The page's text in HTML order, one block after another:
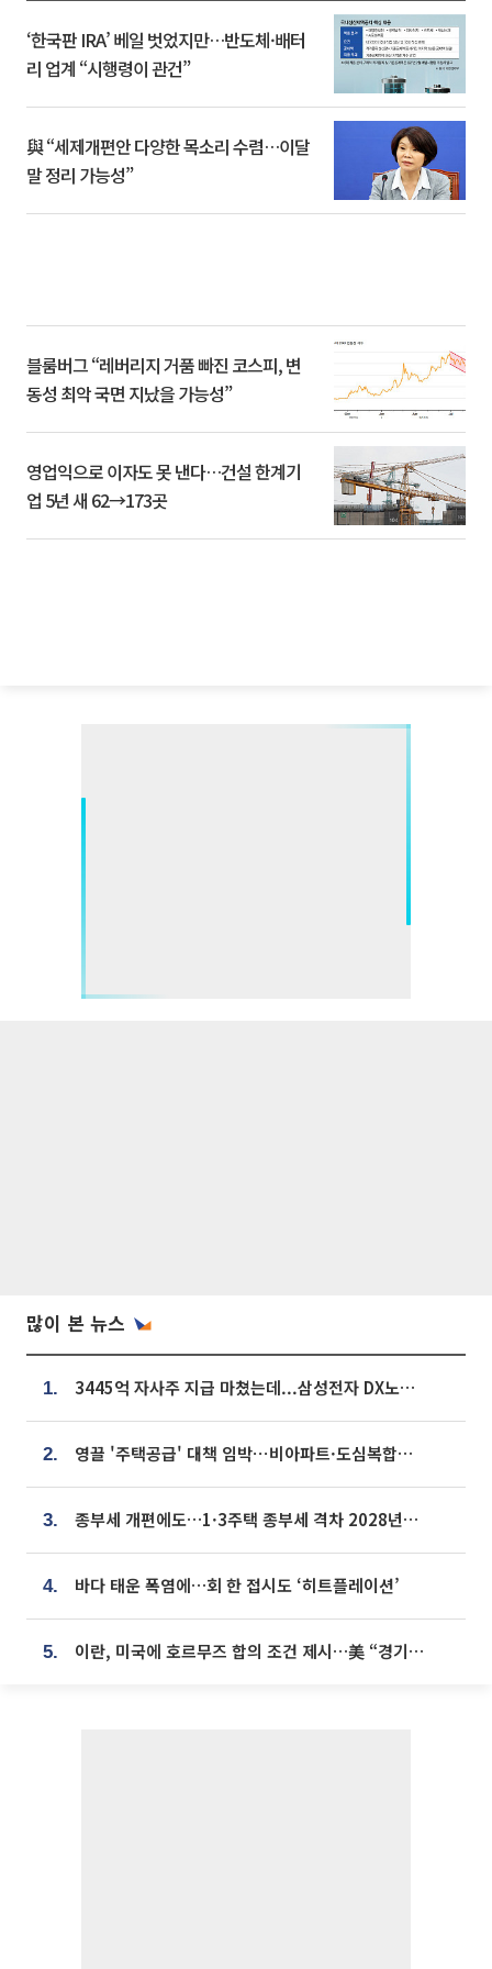
‘한국판 IRA’ 베일 벗었지만…반도체·배터
리 업계 “시행령이 관건”
與 “세제개편안 다양한 목소리 수렴…이달
말 정리 가능성”
블룸버그 “레버리지 거품 빠진 코스피, 변
동성 최악 국면 지났을 가능성”
영업익으로 이자도 못 낸다…건설 한계기
업 5년 새 62→173곳
많이 본 뉴스
1. 3445억 자사주 지급 마쳤는데...삼성전자 DX노조, 뒤늦은 '떼쓰기 집회'
2. 영끌 '주택공급' 대책 임박⋯비아파트·도심복합까지 총동원
3. 종부세 개편에도…1·3주택 종부세 격차 2028년부터 확대
4. 바다 태운 폭염에…회 한 접시도 ‘히트플레이션’
5. 이란, 미국에 호르무즈 합의 조건 제시…美 “경기 아직 안 끝나” [종합]